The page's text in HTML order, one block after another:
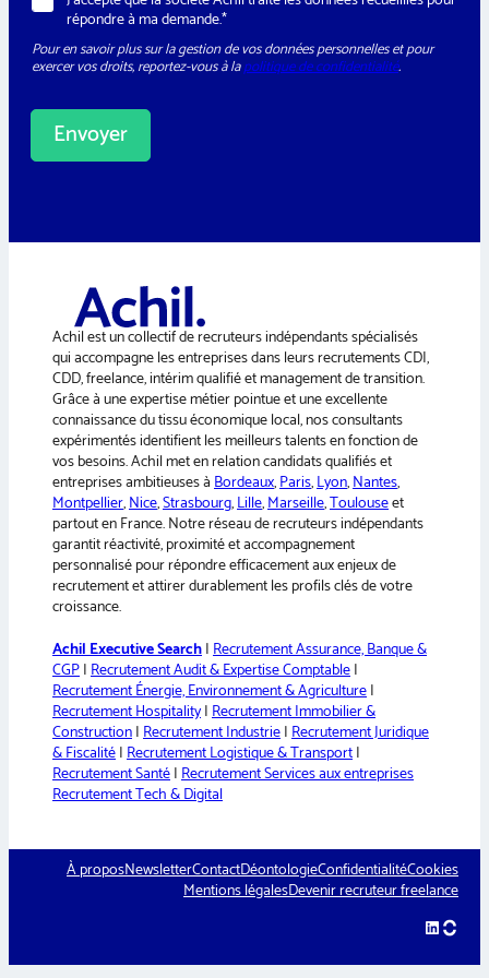
e
t
t
r
l
é
p
o
e
M
a
G
D
*
répondre à ma demande.*
Pour en savoir plus sur la gestion de vos données personnelles et pour
exercer vos droits, reportez-vous à lapolitique de confidentialité.
Envoyer
e
Achil est un collectif de recruteurs indépendants spécialisés
qui accompagne les entreprises dans leurs recrutements CDI,
CDD, freelance, intérim qualifié et management de transition.
Grâce à une expertise métier pointue et une excellente
connaissance du tissu économique local, nos consultants
expérimentés identifient les meilleurs talents en fonction de
vos besoins. Achil met en relation candidats qualifiés et
entreprises ambitieuses àBordeaux,Paris,Lyon,Nantes,
Montpellier,Nice,Strasbourg,Lille,Marseille,Toulouseet
partout en France. Notre réseau de recruteurs indépendants
garantit réactivité, proximité et accompagnement
personnalisé pour répondre efficacement aux enjeux de
recrutement et attirer durablement les profils clés de votre
croissance.
Achil Executive Search|Recrutement Assurance, Banque &
CGP|Recrutement Audit & Expertise Comptable|
Recrutement Énergie, Environnement & Agriculture|
Recrutement Hospitality|Recrutement Immobilier &
Construction|Recrutement Industrie|Recrutement Juridique
& Fiscalité|Recrutement Logistique & Transport|
Recrutement Santé|Recrutement Services aux entreprises
Recrutement Tech & Digital
À proposNewsletterContactDéontologieConfidentialitéCookies
Mentions légalesDevenir recruteur freelance
LinkedIn